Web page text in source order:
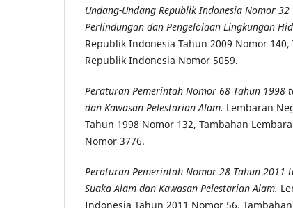
Undang-Undang Republik Indonesia Nomor
Perlindungan dan Pengelolaan Lingkungan
Republik Indonesia Tahun 2009 Nomor
Republik Indonesia Nomor 5059.
Peraturan Pemerintah Nomor 68 Tahun 1998
dan Kawasan Pelestarian Alam. Lembaran
Tahun 1998 Nomor 132, Tambahan
Nomor 3776.
Peraturan Pemerintah Nomor 28 Tahun 2011
Suaka Alam dan Kawasan Pelestarian Alam.
Indonesia Tahun 2011 Nomor 56,